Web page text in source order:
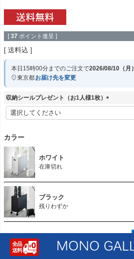
[ 37 ポイント進呈 ]
送料込
本日 15時00分までのご注文で2026/08/10（月）
東京都お届け先を変更
収納シールプレゼント（お1人様1枚）
(
カラー
ホワイト
在庫切れ
ブラック
残りわずか